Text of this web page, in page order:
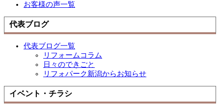
お客様の声一覧
代表ブログ
代表ブログ一覧
リフォームコラム
日々のできごと
リフォパーク新潟からお知らせ
イベント・チラシ